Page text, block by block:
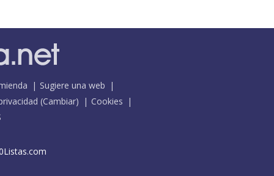
Sugiere una web
(Cambiar)
Cookies